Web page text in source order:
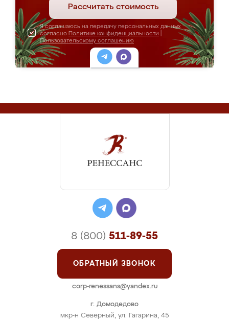
Рассчитать стоимость
Я соглашаюсь на передачу персональных данных
согласно Политике конфиденциальности
Пользовательскому соглашению
г. Домодедово
мкр-н Северный, ул. Гагарина, 45
8 (800) 511-89-55
ОБРАТНЫЙ ЗВОНОК
corp-renessans@yandex.ru